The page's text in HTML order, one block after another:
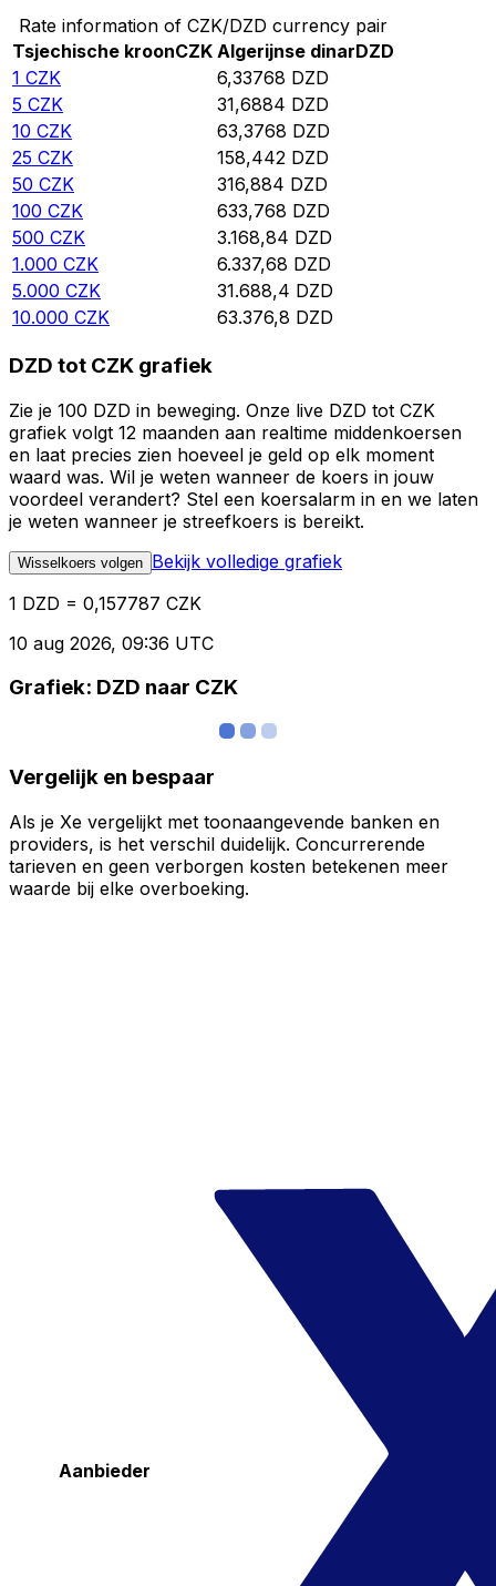
Rate information of CZK/DZD currency pair
Tsjechische kroonCZK Algerijnse dinarDZD
1 CZK 6,33768 DZD
5 CZK 31,6884 DZD
10 CZK 63,3768 DZD
25 CZK 158,442 DZD
50 CZK 316,884 DZD
100 CZK 633,768 DZD
500 CZK 3.168,84 DZD
1.000 CZK 6.337,68 DZD
5.000 CZK 31.688,4 DZD
10.000 CZK 63.376,8 DZD
DZD tot CZK grafiek
Zie je 100 DZD in beweging. Onze live DZD tot CZK
grafiek volgt 12 maanden aan realtime middenkoersen
en laat precies zien hoeveel je geld op elk moment
waard was. Wil je weten wanneer de koers in jouw
voordeel verandert? Stel een koersalarm in en we laten
je weten wanneer je streefkoers is bereikt.
Wisselkoers volgen Bekijk volledige grafiek
1 DZD = 0,157787 CZK
10 aug 2026, 09:36 UTC
Grafiek: DZD naar CZK
Vergelijk en bespaar
Als je Xe vergelijkt met toonaangevende banken en
providers, is het verschil duidelijk. Concurrerende
tarieven en geen verborgen kosten betekenen meer
waarde bij elke overboeking.
Aanbieder